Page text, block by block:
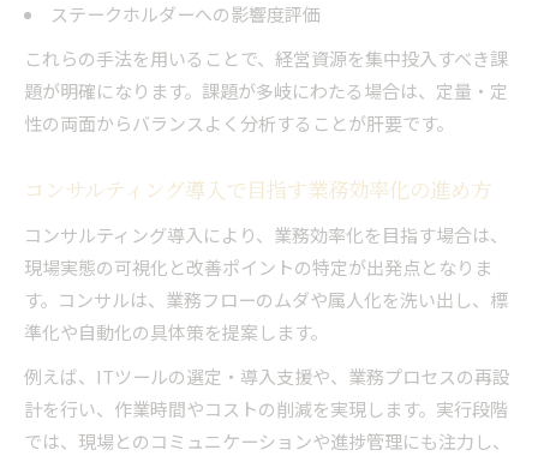
ステークホルダーへの影響度評価
これらの手法を用いることで、経営資源を集中投入すべき課
題が明確になります。課題が多岐にわたる場合は、定量・定
性の両面からバランスよく分析することが肝要です。
コンサルティング導入で目指す業務効率化の進め方
コンサルティング導入により、業務効率化を目指す場合は、
現場実態の可視化と改善ポイントの特定が出発点となりま
す。コンサルは、業務フローのムダや属人化を洗い出し、標
準化や自動化の具体策を提案します。
例えば、ITツールの選定・導入支援や、業務プロセスの再設
計を行い、作業時間やコストの削減を実現します。実行段階
では、現場とのコミュニケーションや進捗管理にも注力し、